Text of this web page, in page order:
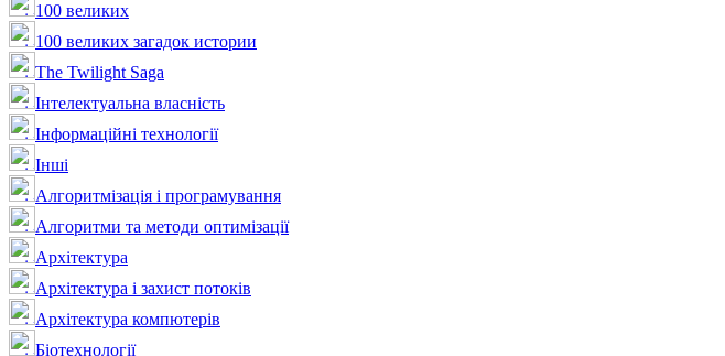
100 великих
100 великих загадок истории
The Twilight Saga
Інтелектуальна влaсність
Інформаційні технології
Інші
Алгоритмізація і програмування
Алгоритми та методи оптимізації
Архітектура
Архітектура і захист потоків
Архітектура компютерів
Біотехнології